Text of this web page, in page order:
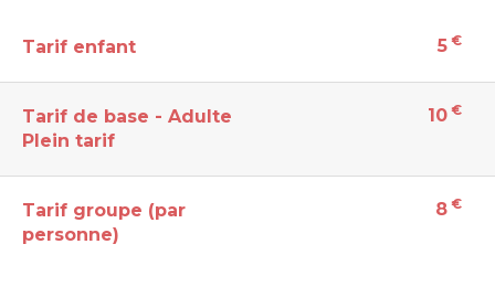
Tarif enfant 5 €
Tarif de base - Adulte
Plein tarif
10 €
Tarif groupe (par
personne)
8 €